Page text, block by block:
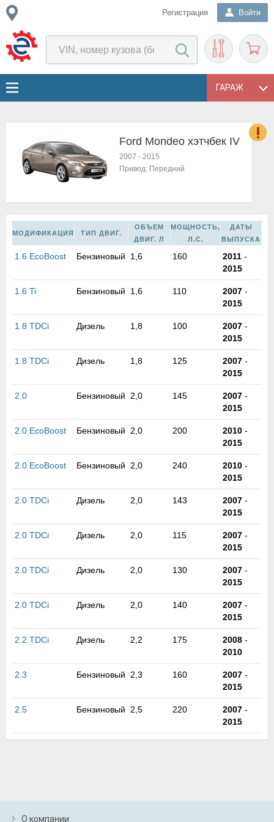
Регистрация Войти
ГАРАЖ
Ford Mondeo хэтчбек IV
2007 - 2015
Привод: Передний
МОДИФИКАЦИЯ ТИП ДВИГ.
ОБЪЕМ
ДВИГ. Л
МОЩНОСТЬ,
Л.С.
ДАТЫ
ВЫПУСКА
1.6 EcoBoost Бензиновый 1,6 160 2011 -
2015
1.6 Ti Бензиновый 1,6 110 2007 -
2015
1.8 TDCi Дизель 1,8 100 2007 -
2015
1.8 TDCi Дизель 1,8 125 2007 -
2015
2.0 Бензиновый 2,0 145 2007 -
2015
2.0 EcoBoost Бензиновый 2,0 200 2010 -
2015
2.0 EcoBoost Бензиновый 2,0 240 2010 -
2015
2.0 TDCi Дизель 2,0 143 2007 -
2015
2.0 TDCi Дизель 2,0 115 2007 -
2015
2.0 TDCi Дизель 2,0 130 2007 -
2015
2.0 TDCi Дизель 2,0 140 2007 -
2015
2.2 TDCi Дизель 2,2 175 2008 -
2010
2.3 Бензиновый 2,3 160 2007 -
2015
2.5 Бензиновый 2,5 220 2007 -
2015
О компании